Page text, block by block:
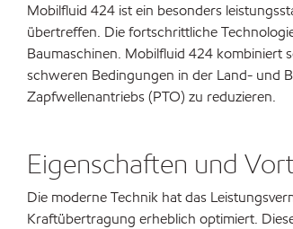
Mobilfluid 424 ist ein besonders
übertreffen. Die fortschrittliche
Baumaschinen. Mobilfluid 424 kombiniert
schweren Bedingungen in der Land- und
Zapfwellenantriebs (PTO) zu reduzieren.
Eigenschaften und
Die moderne Technik hat das
Kraftübertragung erheblich optimiert.